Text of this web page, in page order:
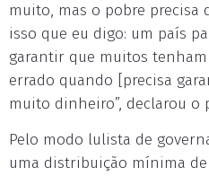
muito, mas o pobre precisa
isso que eu digo: um país
garantir que muitos
errado quando [precisa
muito dinheiro”, declarou o
Pelo modo lulista de
uma distribuição mínima